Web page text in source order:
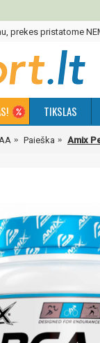
prekes pristatome
TIKSLAS
Paieška Amix